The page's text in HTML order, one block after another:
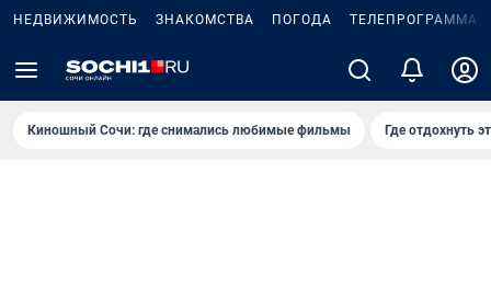
НЕДВИЖИМОСТЬ ЗНАКОМСТВА ПОГОДА ТЕЛЕПРОГРАММА
Киношный Сочи: где снимались любимые фильмы Где отдохнуть